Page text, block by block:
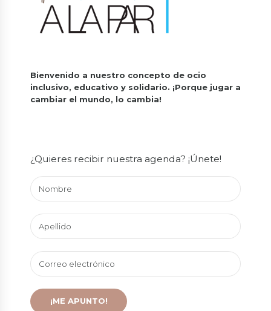
Bienvenido a nuestro concepto de ocio
inclusivo, educativo y solidario. ¡Porque jugar a
cambiar el mundo, lo cambia!
¿Quieres recibir nuestra agenda? ¡Únete!